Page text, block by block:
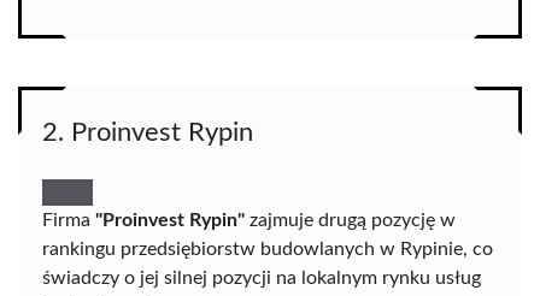
2. Proinvest Rypin
Firma "Proinvest Rypin" zajmuje drugą pozycję w
rankingu przedsiębiorstw budowlanych w Rypinie, co
świadczy o jej silnej pozycji na lokalnym rynku usług